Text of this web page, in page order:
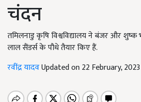
चंदन
तमिलनाडु कृषि विश्वविद्यालय ने बंजर और
लाल सैंडर्स के पौधे तैयार किए हैं.
रवींद्र यादवUpdated on 22 February,